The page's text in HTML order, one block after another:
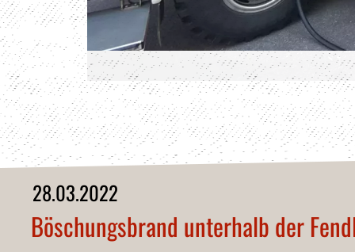
28.03.2022
Böschungsbrand unterhalb der